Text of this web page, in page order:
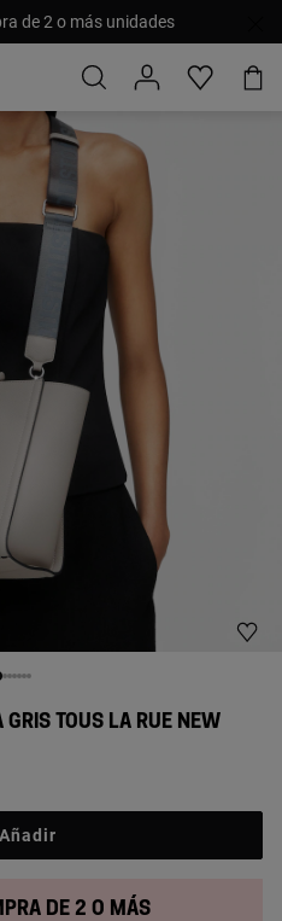
de 2 o más unidades
TOUS LA RUE NEW
Añadir
de 2 o más